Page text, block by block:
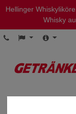
Hellinger
Whisky